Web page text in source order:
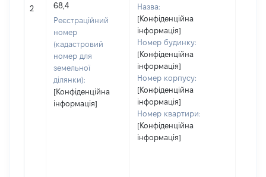
2
68,4
Реєстраційний
номер
(кадастровий
номер для
земельної
ділянки):
[Конфіденційна
інформація]
Назва:
[Конфіденційна
інформація]
Номер будинку:
[Конфіденційна
інформація]
Номер корпусу:
[Конфіденційна
інформація]
Номер квартири:
[Конфіденційна
інформація]